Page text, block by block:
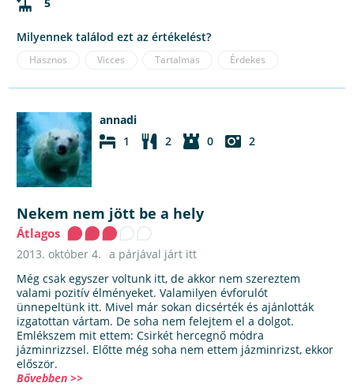
Milyennek találod ezt az értékelést?
Hasznos Vicces Tartalmas Érdekes
annadi
1
2 0 2
Nekem nem jött be a hely
Átlagos
2013. október 4. a párjával járt itt
Még csak egyszer voltunk itt, de akkor nem szereztem
valami pozitív élményeket. Valamilyen évforulót
ünnepeltünk itt. Mivel már sokan dicsérték és ajánlották
izgatottan vártam. De soha nem felejtem el a dolgot.
Emlékszem mit ettem: Csirkét hercegnő módra
jázminrizzsel. Előtte még soha nem ettem jázminrizst, ekkor
először.
Bővebben >>